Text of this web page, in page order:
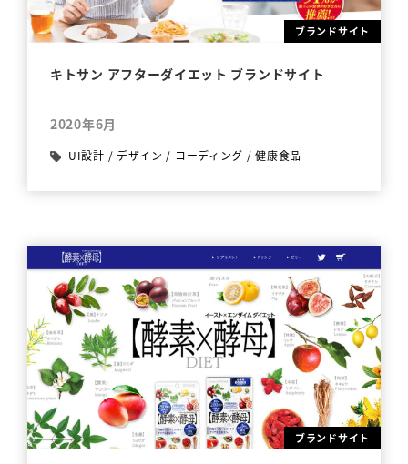
ブランドサイト
キトサン アフターダイエット ブランドサイト
2020年6月
UI設計 / デザイン / コーディング /健康食品
ブランドサイト